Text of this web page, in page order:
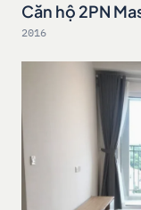
Căn hộ 2PN
2016